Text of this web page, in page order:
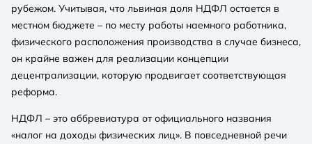
рубежом. Учитывая, что львиная доля НДФЛ остается в
местном бюджете – по месту работы наемного работника,
физического расположения производства в случае бизнеса,
он крайне важен для реализации концепции
децентрализации, которую продвигает соответствующая
реформа.
НДФЛ – это аббревиатура от официального названия
«налог на доходы физических лиц». В повседневной речи